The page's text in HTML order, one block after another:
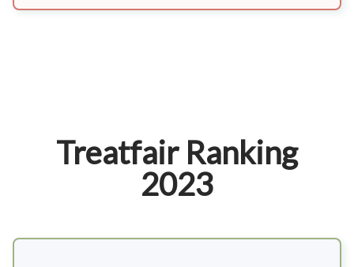
Treatfair Ranking
2023